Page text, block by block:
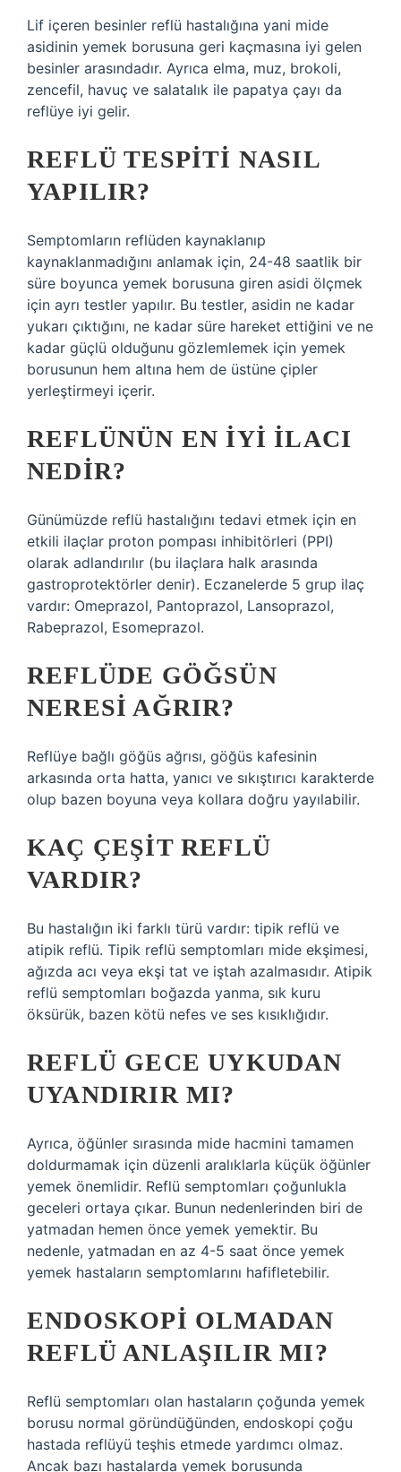
Lif içeren besinler reflü hastalığına yani mide
asidinin yemek borusuna geri kaçmasına iyi gelen
besinler arasındadır. Ayrıca elma, muz, brokoli,
zencefil, havuç ve salatalık ile papatya çayı da
reflüye iyi gelir.
REFLÜ TESPITI NASIL
YAPILIR?
Semptomların reflüden kaynaklanıp
kaynaklanmadığını anlamak için, 24-48 saatlik bir
süre boyunca yemek borusuna giren asidi ölçmek
için ayrı testler yapılır. Bu testler, asidin ne kadar
yukarı çıktığını, ne kadar süre hareket ettiğini ve ne
kadar güçlü olduğunu gözlemlemek için yemek
borusunun hem altına hem de üstüne çipler
yerleştirmeyi içerir.
REFLÜNÜN EN IYI ILACI
NEDIR?
Günümüzde reflü hastalığını tedavi etmek için en
etkili ilaçlar proton pompası inhibitörleri (PPI)
olarak adlandırılır (bu ilaçlara halk arasında
gastroprotektörler denir). Eczanelerde 5 grup ilaç
vardır: Omeprazol, Pantoprazol, Lansoprazol,
Rabeprazol, Esomeprazol.
REFLÜDE GÖĞSÜN
NERESI AĞRIR?
Reflüye bağlı göğüs ağrısı, göğüs kafesinin
arkasında orta hatta, yanıcı ve sıkıştırıcı karakterde
olup bazen boyuna veya kollara doğru yayılabilir.
KAÇ ÇEŞIT REFLÜ
VARDIR?
Bu hastalığın iki farklı türü vardır: tipik reflü ve
atipik reflü. Tipik reflü semptomları mide ekşimesi,
ağızda acı veya ekşi tat ve iştah azalmasıdır. Atipik
reflü semptomları boğazda yanma, sık kuru
öksürük, bazen kötü nefes ve ses kısıklığıdır.
REFLÜ GECE UYKUDAN
UYANDIRIR MI?
Ayrıca, öğünler sırasında mide hacmini tamamen
doldurmamak için düzenli aralıklarla küçük öğünler
yemek önemlidir. Reflü semptomları çoğunlukla
geceleri ortaya çıkar. Bunun nedenlerinden biri de
yatmadan hemen önce yemek yemektir. Bu
nedenle, yatmadan en az 4-5 saat önce yemek
yemek hastaların semptomlarını hafifletebilir.
ENDOSKOPI OLMADAN
REFLÜ ANLAŞILIR MI?
Reflü semptomları olan hastaların çoğunda yemek
borusu normal göründüğünden, endoskopi çoğu
hastada reflüyü teşhis etmede yardımcı olmaz.
Ancak bazı hastalarda yemek borusunda